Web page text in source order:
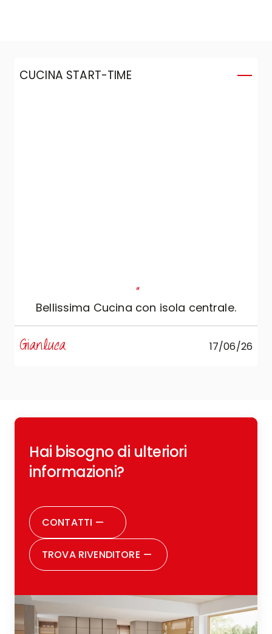
CUCINA START-TIME
"
Bellissima Cucina con isola centrale.
Gianluca 17/06/26
Hai bisogno di ulteriori
informazioni?
CONTATTI —
TROVA RIVENDITORE —